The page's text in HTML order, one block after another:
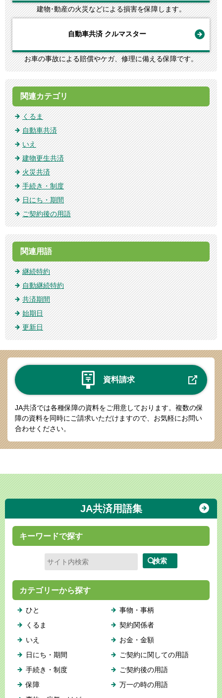
建物･動産の火災などによる損害を保障します。
自動車共済 クルマスター
お車の事故による賠償やケガ、修理に備える保障です。
関連カテゴリ
くるま
自動車共済
いえ
建物更生共済
火災共済
手続き・制度
日にち・期間
ご契約後の用語
関連用語
継続特約
自動継続特約
共済期間
始期日
更新日
資料請求
JA共済では各種保障の資料をご用意しております。 複数の保
障の資料を同時にご請求いただけますので、お気軽にお問い
合わせください。
JA共済用語集
キーワードで探す
カテゴリーから探す
ひと
くるま
いえ
日にち・期間
手続き・制度
保障
事物・事柄
契約関係者
お金・金額
ご契約に関しての用語
ご契約後の用語
万一の時の用語